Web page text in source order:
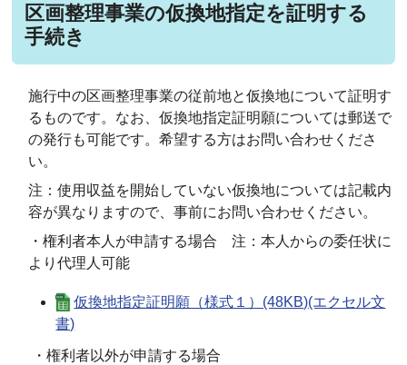
区画整理事業の仮換地指定を証明する
手続き
施行中の区画整理事業の従前地と仮換地について証明す
るものです。なお、仮換地指定証明願については郵送で
の発行も可能です。希望する方はお問い合わせくださ
い。
注：使用収益を開始していない仮換地については記載内
容が異なりますので、事前にお問い合わせください。
・権利者本人が申請する場合 注：本人からの委任状に
より代理人可能
仮換地指定証明願（様式１）(48KB)(エクセル文
書)
・権利者以外が申請する場合